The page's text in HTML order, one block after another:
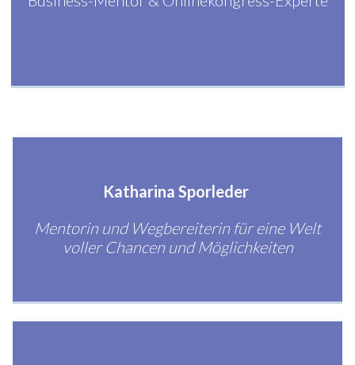
Katharina Sporleder
Mentorin und Wegbereiterin für eine Welt
voller Chancen und Möglichkeiten